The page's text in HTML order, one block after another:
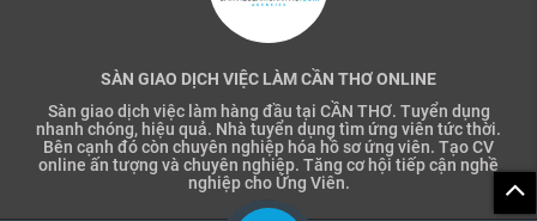
SÀN GIAO DỊCH VIỆC LÀM CẦN THƠ ONLINE
Sàn giao dịch việc làm hàng đầu tại CẦN THƠ. Tuyển dụng
nhanh chóng, hiệu quả. Nhà tuyển dụng tìm ứng viên tức thời.
Bên cạnh đó còn chuyên nghiệp hóa hồ sơ ứng viên. Tạo CV
online ấn tượng và chuyên nghiệp. Tăng cơ hội tiếp cận nghề
nghiệp cho Ứng Viên.